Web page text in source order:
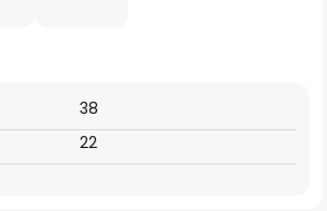
38
22